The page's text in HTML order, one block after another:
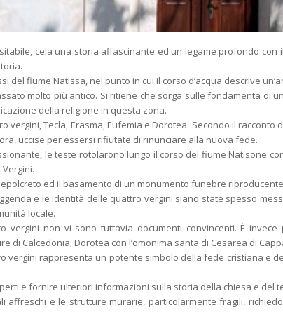
cela una storia affascinante ed un legame profondo
fiume Natissa, nel punto in cui il corso d’acqua descrive
molto più antico. Si ritiene che sorga sulle fondamenta di
della religione in questa zona.
vergini, Tecla, Erasma, Eufemia e Dorotea. Secondo il
uccise per essersi rifiutate di rinunciare alla nuova fede.
le teste rotolarono lungo il corso del fiume Natisone
ed il basamento di un monumento funebre
e le identità delle quattro vergini siano state spesso
locale.
vergini non vi sono tuttavia documenti convincenti. È
di Calcedonia; Dorotea con l’omonima santa di Cesarea di
vergini rappresenta un potente simbolo della fede cristiana e
e fornire ulteriori informazioni sulla storia della chiesa e del
affreschi e le strutture murarie, particolarmente fragili,